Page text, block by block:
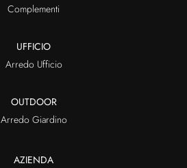
Complementi
UFFICIO
Arredo Ufficio
OUTDOOR
Arredo Giardino
AZIENDA